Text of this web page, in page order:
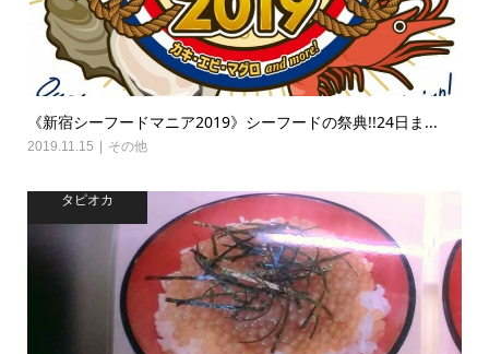
《新宿シーフードマニア2019》シーフードの祭典!!24日ま...
2019.11.15 その他
タピオカ